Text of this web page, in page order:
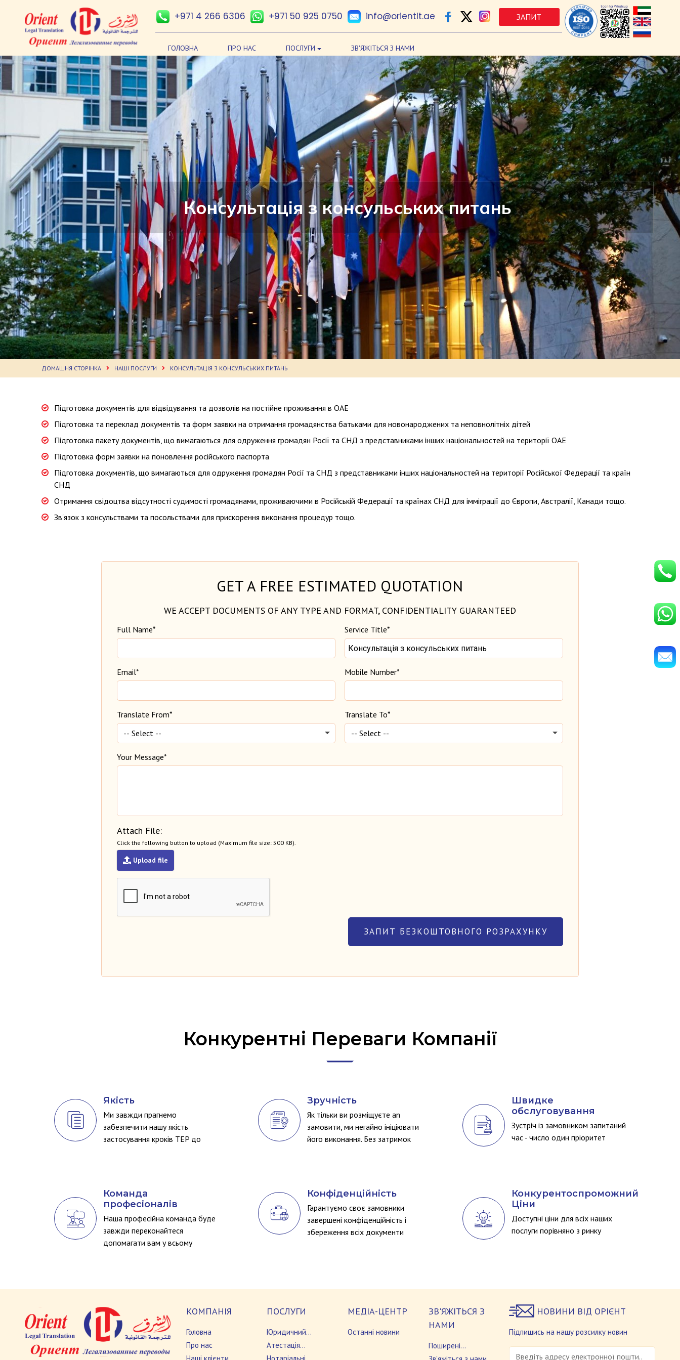
+971 4 266 6306 +971 50 925 0750 info@orientlt.ae ЗАПИТ
ГОЛОВНА ПРО НАС ПОСЛУГИ ЗВ'ЯЖІТЬСЯ З НАМИ
Консультація з консульських питань
ДОМАШНЯ СТОРІНКА НАШІ ПОСЛУГИ КОНСУЛЬТАЦІЯ З КОНСУЛЬСЬКИХ ПИТАНЬ
Підготовка документів для відвідування та дозволів на постійне проживання в ОАЕ
Підготовка та переклад документів та форм заявки на отримання громадянства батьками для новонароджених та неповнолітніх дітей
Підготовка пакету документів, що вимагаються для одруження громадян Росії та СНД з представниками інших національностей на території ОАЕ
Підготовка форм заявки на поновлення російського паспорта
Підготовка документів, що вимагаються для одруження громадян Росії та СНД з представниками інших національностей на території Російської Федерації та країн
СНД
Отримання свідоцтва відсутності судимості громадянами, проживаючими в Російській Федерації та країнах СНД для імміграції до Європи, Австралії, Канади тощо.
Зв'язок з консульствами та посольствами для прискорення виконання процедур тощо.
GET A FREE ESTIMATED QUOTATION
WE ACCEPT DOCUMENTS OF ANY TYPE AND FORMAT, CONFIDENTIALITY GUARANTEED
Full Name* Service Title*
Email* Mobile Number*
Translate From* Translate To*
Your Message*
Attach File:
Click the following button to upload (Maximum file size: 500 KB).
Upload file
Конкурентні Переваги Компанії
Якість
Ми завжди прагнемо
забезпечити нашу якість
застосування кроків TEP до
Зручність
Як тільки ви розміщуєте an
замовити, ми негайно ініціювати
його виконання. Без затримок
Швидке
обслуговування
Зустріч із замовником запитаний
час - число один пріоритет
Команда
професіоналів
Наша професійна команда буде
завжди переконайтеся
допомагати вам у всьому
Конфіденційність
Гарантуємо своє замовники
завершені конфіденційність і
збереження всіх документи
Конкурентоспроможний
Ціни
Доступні ціни для всіх наших
послуги порівняно з ринку
КОМПАНІЯ
Головна
Про нас
Наші клієнти
ПОСЛУГИ
Юридичний
переклад
Атестація
документів
Нотаріальні
МЕДІА-ЦЕНТР
Останні новини
ЗВ'ЯЖІТЬСЯ З
НАМИ
Поширені
НОВИНИ ВІД ОРІЄНТ
Підпишись на нашу розсилку новин